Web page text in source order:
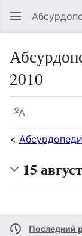
2010
Язык
<
15
Последний